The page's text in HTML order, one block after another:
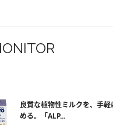
良質な植物性ミルクを、手
める。「ALP...